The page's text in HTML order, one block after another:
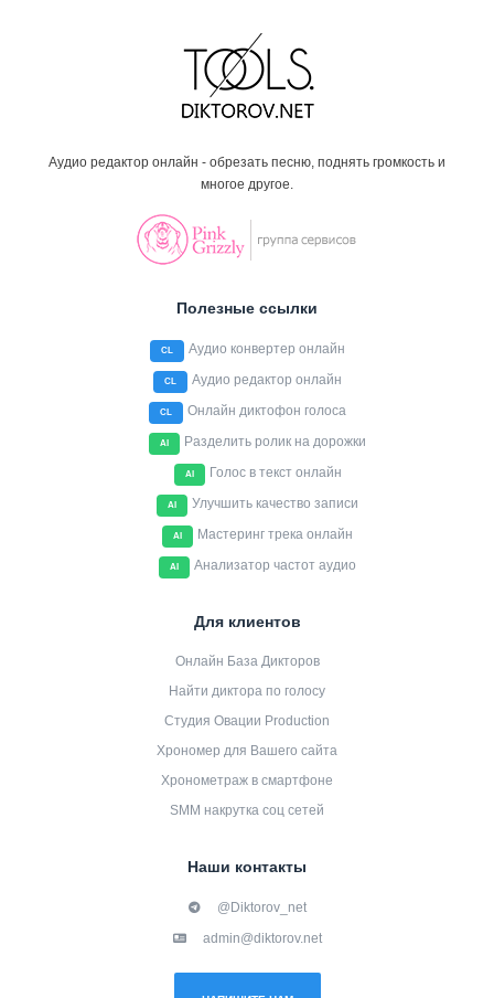
Аудио редактор онлайн - обрезать песню, поднять громкость и
многое другое.
Полезные ссылки
CL Аудио конвертер онлайн
CL Аудио редактор онлайн
CL Онлайн диктофон голоса
AI Разделить ролик на дорожки
AI Голос в текст онлайн
AI Улучшить качество записи
AI Мастеринг трека онлайн
AI Анализатор частот аудио
Для клиентов
Онлайн База Дикторов
Найти диктора по голосу
Студия Овации Production
Хрономер для Вашего сайта
Хронометраж в смартфоне
SMM накрутка соц сетей
Наши контакты
@Diktorov_net
admin@diktorov.net